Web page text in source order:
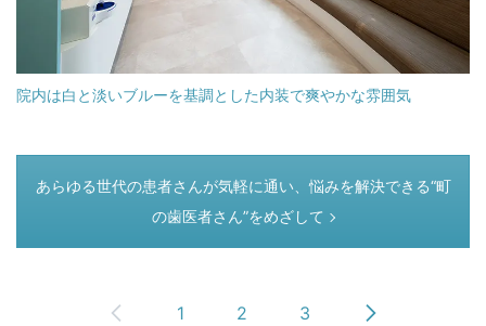
院内は白と淡いブルーを基調とした内装で爽やかな雰囲気
つぎのページ
あらゆる世代の患者さんが気軽に通い、悩みを解決できる“町
の歯医者さん”をめざして
1 2 3